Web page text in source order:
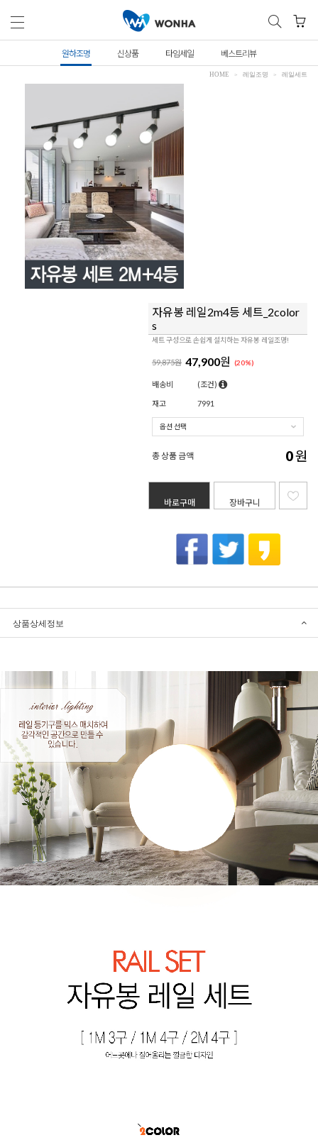
원하조명 신상품 타임세일 베스트리뷰
HOME 레일조명 레일세트
자유봉 레일2m4등 세트_2color
s
세트 구성으로 손쉽게 설치하는 자유봉 레일조명!
59,875원 47,900원 (20%)
배송비 (조건)
재고 7991
총 상품 금액 0원
바로구매 장바구니
상품상세정보